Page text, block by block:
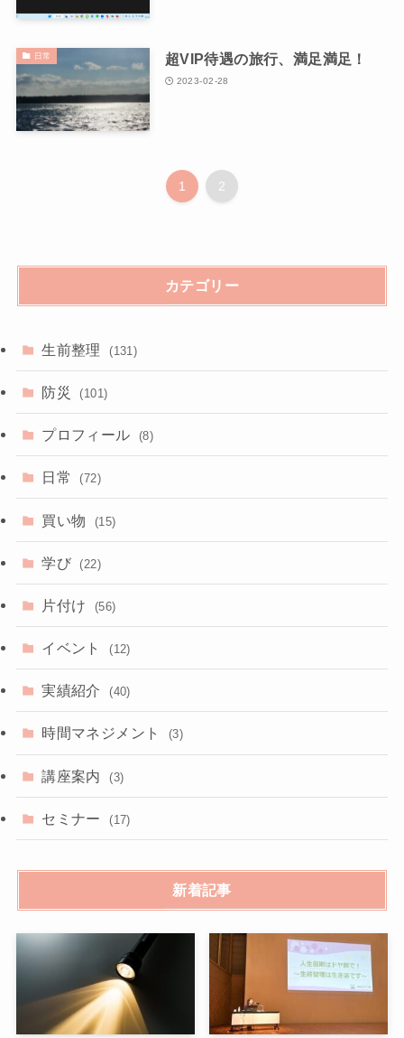
日常 超VIP待遇の旅行、満足満足！
2023-02-28
1 2
カテゴリー
生前整理 (131)
防災 (101)
プロフィール (8)
日常 (72)
買い物 (15)
学び (22)
片付け (56)
イベント (12)
実績紹介 (40)
時間マネジメント (3)
講座案内 (3)
セミナー (17)
新着記事